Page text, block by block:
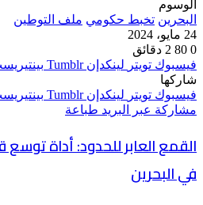
الوسوم
البحرين تخبط حكومي ملف التوطين
24 مايو، 2024
0
2 دقائق
فيسبوك تويتر لينكدإن
شاركها
فيسبوك تويتر لينكدإن
مشاركة عبر البريد طباعة
القمع العابر للحدود: أداة توسع
في البحرين